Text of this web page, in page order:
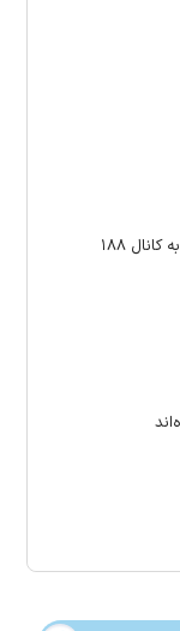
قیمت امروز طلا چند؟ / سکه در آستانه بازگشت به کانال ۱۸۸